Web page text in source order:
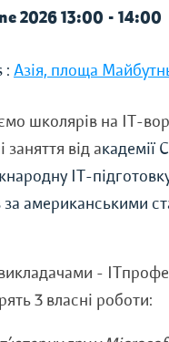
2026 13:00 - 14:00
: Азія, площа
школярів на ІТ-
заняття від академії
ІТ-
за американськими
-
3 власні роботи: